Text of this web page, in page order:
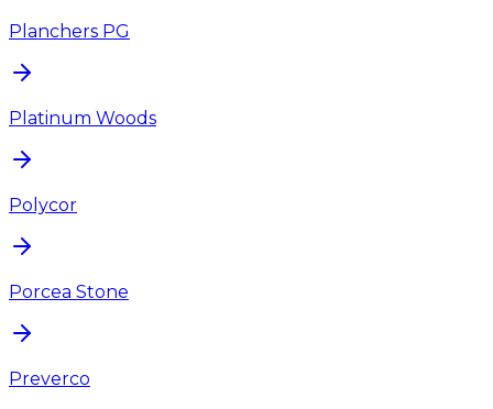
Planchers PG
Platinum Woods
Polycor
Porcea Stone
Preverco